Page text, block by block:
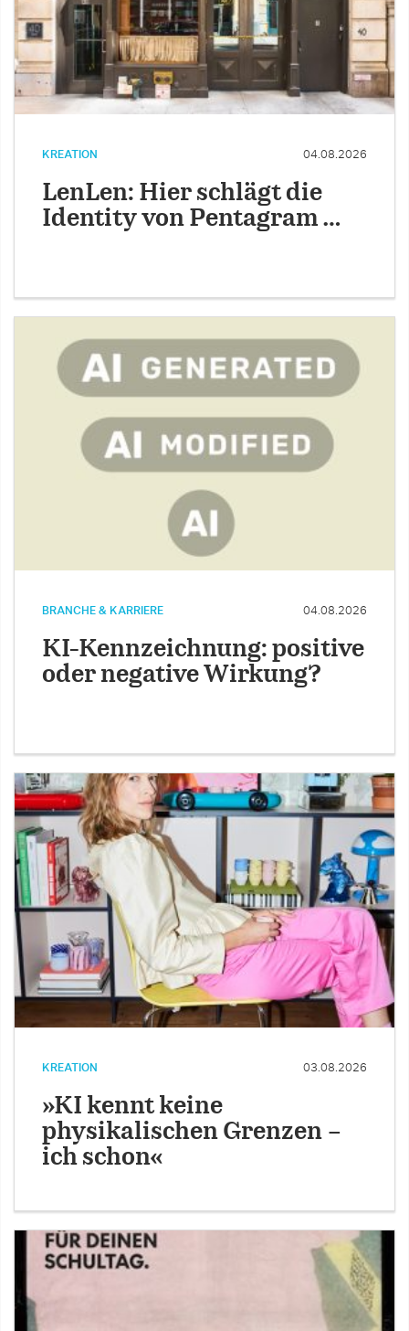
KREATION 04.08.2026
LenLen: Hier schlägt die
Identity von Pentagram …
BRANCHE & KARRIERE 04.08.2026
KI-Kennzeichnung: positive
oder negative Wirkung?
KREATION 03.08.2026
»KI kennt keine
physikalischen Grenzen –
ich schon«